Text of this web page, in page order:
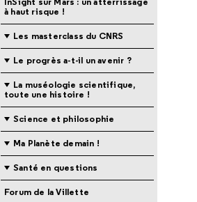
à haut risque !
Les masterclass du CNRS
Le progrès a-t-il un avenir ?
La muséologie scientifique,
toute une histoire !
Science et philosophie
Ma Planète demain !
Santé en questions
Forum de la Villette